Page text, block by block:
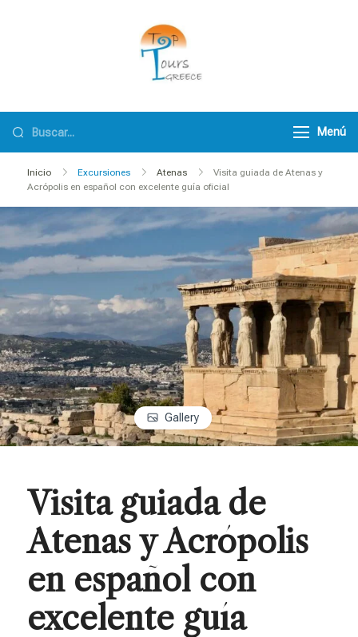
Menú
Inicio Excursiones Atenas
Visita guiada de Atenas y
Acrópolis en español con excelente guía oficial
Gallery
Visita guiada de
Atenas y Acrópolis
en español con
excelente guía